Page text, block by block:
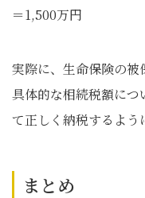
＝1,500万円
実際に、生命保険の
具体的な相続税額に
て正しく納税するよう
まとめ